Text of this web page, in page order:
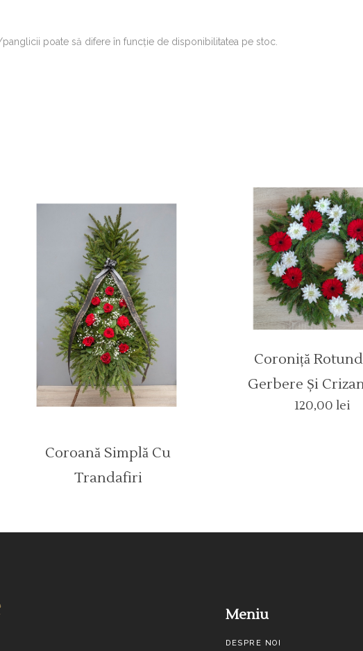
poate să difere în funcţie de disponibilitatea pe stoc.
Coroană Simplă Cu
Trandafiri
Coroniță
Gerbere Și
120,00 lei
Meniu
DESPRE NOI